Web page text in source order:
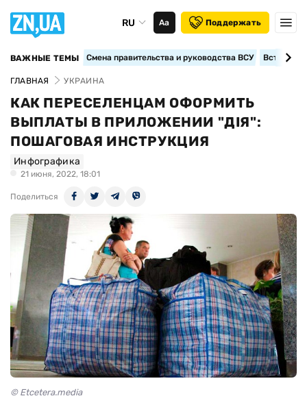
RU Аа Поддержать
ВАЖНЫЕ ТЕМЫ Смена правительства и руководства ВСУ
ГЛАВНАЯ УКРАИНА
КАК ПЕРЕСЕЛЕНЦАМ ОФОРМИТЬ
ВЫПЛАТЫ В ПРИЛОЖЕНИИ "ДІЯ":
ПОШАГОВАЯ ИНСТРУКЦИЯ
Инфографика
21 июня, 2022, 18:01
Поделиться
© Etcetera.media